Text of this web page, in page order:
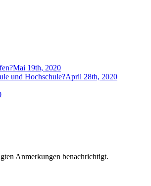
Mai 19th, 2020
und Hochschule?April 28th, 2020
Anmerkungen benachrichtigt.